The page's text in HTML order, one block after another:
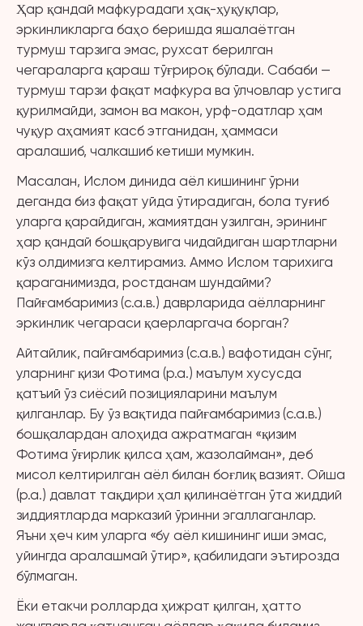
Ҳар қандай мафкурадаги ҳақ-ҳуқуқлар,
эркинликларга баҳо беришда яшалаётган
турмуш тарзига эмас, рухсат берилган
чегараларга қараш тўғрироқ бўлади. Сабаби —
турмуш тарзи фақат мафкура ва ўлчовлар устига
қурилмайди, замон ва макон, урф-одатлар ҳам
чуқур аҳамият касб этганидан, ҳаммаси
аралашиб, чалкашиб кетиши мумкин.
Масалан, Ислом динида аёл кишининг ўрни
деганда биз фақат уйда ўтирадиган, бола туғиб
уларга қарайдиган, жамиятдан узилган, эрининг
ҳар қандай бошқарувига чидайдиган шартларни
кўз олдимизга келтирамиз. Аммо Ислом тарихига
қараганимизда, ростданам шундайми?
Пайғамбаримиз (с.а.в.) даврларида аёлларнинг
эркинлик чегараси қаерларгача борган?
Айтайлик, пайғамбаримиз (с.а.в.) вафотидан сўнг,
уларнинг қизи Фотима (р.а.) маълум хусусда
қатъий ўз сиёсий позицияларини маълум
қилганлар. Бу ўз вақтида пайғамбаримиз (с.а.в.)
бошқалардан алоҳида ажратмаган «қизим
Фотима ўғирлик қилса ҳам, жазолайман», деб
мисол келтирилган аёл билан боғлиқ вазият. Ойша
(р.а.) давлат тақдири ҳал қилинаётган ўта жиддий
зиддиятларда марказий ўринни эгаллаганлар.
Яъни ҳеч ким уларга «бу аёл кишининг иши эмас,
уйингда аралашмай ўтир», қабилидаги эътирозда
бўлмаган.
Ёки етакчи ролларда ҳижрат қилган, ҳатто